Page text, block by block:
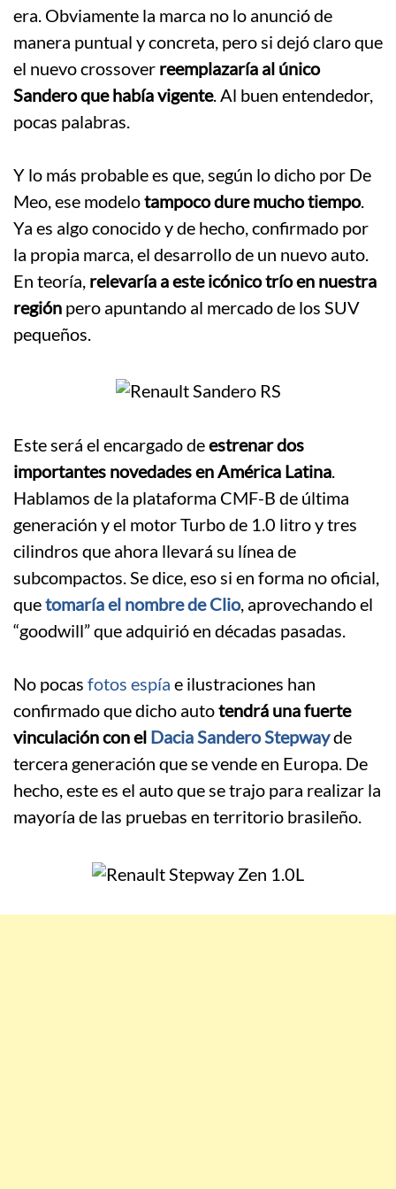
era. Obviamente la marca no lo anunció de
manera puntual y concreta, pero si dejó claro que
el nuevo crossover reemplazaría al único
Sandero que había vigente. Al buen entendedor,
pocas palabras.
Y lo más probable es que, según lo dicho por De
Meo, ese modelotampoco dure mucho tiempo.
Ya es algo conocido y de hecho, confirmado por
la propia marca, el desarrollo de un nuevo auto.
En teoría, relevaría a este icónico trío en nuestra
región pero apuntando al mercado de los SUV
pequeños.
Este será el encargado deestrenar dos
importantes novedades en América Latina.
Hablamos de la plataforma CMF-B de última
generación y el motor Turbo de 1.0 litro y tres
cilindros que ahora llevará su línea de
subcompactos. Se dice, eso si en forma no oficial,
quetomaría el nombre de Clio, aprovechando el
“goodwill” que adquirió en décadas pasadas.
No pocas fotos espía e ilustraciones han
confirmado que dicho autotendrá una fuerte
vinculación con el Dacia Sandero Stepwayde
tercera generación que se vende en Europa. De
hecho, este es el auto que se trajo para realizar la
mayoría de las pruebas en territorio brasileño.